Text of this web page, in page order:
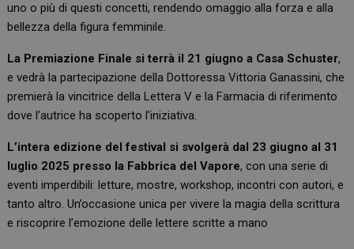
uno o più di questi concetti, rendendo omaggio alla forza e alla
bellezza della figura femminile.
La Premiazione Finale si terrà il 21 giugno a Casa Schuster,
e vedrà la partecipazione della Dottoressa Vittoria Ganassini, che
premierà la vincitrice della Lettera V e la Farmacia di riferimento
dove l’autrice ha scoperto l’iniziativa.
L’intera edizione del festival si svolgerà dal 23 giugno al 31
luglio 2025 presso la Fabbrica del Vapore, con una serie di
eventi imperdibili: letture, mostre, workshop, incontri con autori, e
tanto altro. Un’occasione unica per vivere la magia della scrittura
e riscoprire l’emozione delle lettere scritte a mano